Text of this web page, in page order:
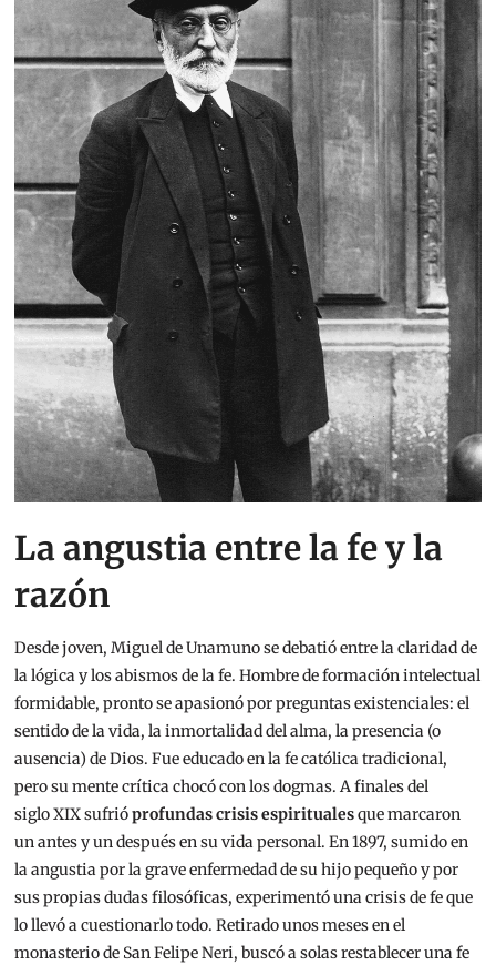
La angustia entre la fe y la
razón
Desde joven, Miguel de Unamuno se debatió entre la claridad de
la lógica y los abismos de la fe. Hombre de formación intelectual
formidable, pronto se apasionó por preguntas existenciales: el
sentido de la vida, la inmortalidad del alma, la presencia (o
ausencia) de Dios. Fue educado en la fe católica tradicional,
pero su mente crítica chocó con los dogmas. A finales del
siglo XIX sufrióprofundas crisis espiritualesque marcaron
un antes y un después en su vida personal. En 1897, sumido en
la angustia por la grave enfermedad de su hijo pequeño y por
sus propias dudas filosóficas, experimentó una crisis de fe que
lo llevó a cuestionarlo todo. Retirado unos meses en el
monasterio de San Felipe Neri, buscó a solas restablecer una fe